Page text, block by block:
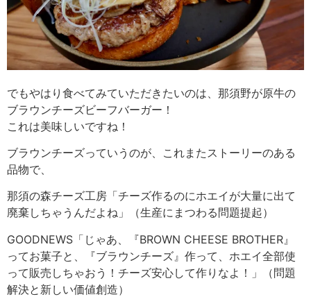
でもやはり食べてみていただきたいのは、那須野が原牛の
ブラウンチーズビーフバーガー！
これは美味しいですね！
ブラウンチーズっていうのが、これまたストーリーのある
品物で、
那須の森チーズ工房「チーズ作るのにホエイが大量に出て
廃棄しちゃうんだよね」（生産にまつわる問題提起）
GOODNEWS「じゃあ、『BROWN CHEESE BROTHER』
ってお菓子と、『ブラウンチーズ』作って、ホエイ全部使
って販売しちゃおう！チーズ安心して作りなよ！」（問題
解決と新しい価値創造）